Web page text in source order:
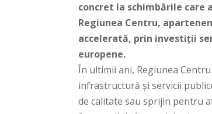
concret la schimbările
Regiunea Centru,
accelerată, prin investiții
europene.
În ultimii ani, Regiunea
infrastructură și servicii
de calitate sau sprijin pentru